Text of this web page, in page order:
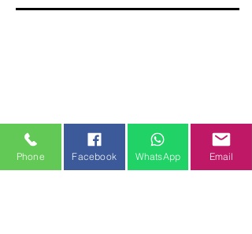
Phone Facebook WhatsApp Email